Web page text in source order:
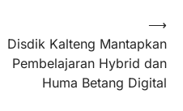
Disdik Kalteng Mantapkan
Pembelajaran Hybrid dan
Huma Betang Digital
⟶